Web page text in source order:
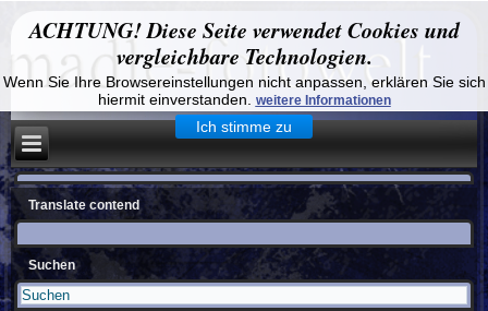
ACHTUNG! Diese Seite verwendet Cookies und
vergleichbare Technologien.
Wenn Sie Ihre Browsereinstellungen nicht anpassen, erklären Sie sich
hiermit einverstanden.
weitere Informationen
Ich stimme zu
Translate contend
Suchen